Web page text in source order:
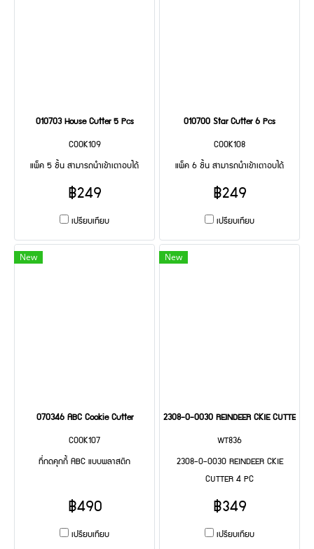
010703 House Cutter 5 Pcs
COOK109
แพ็ค 5 ชิ้น สามารถนำเข้าเตาอบได้
฿249
เปรียบเทียบ
010700 Star Cutter 6 Pcs
COOK108
แพ็ค 6 ชิ้น สามารถนำเข้าเตาอบได้
฿249
เปรียบเทียบ
New
070346 ABC Cookie Cutter
COOK107
ที่กดคุกกี้ ABC แบบพลาสติก
฿490
เปรียบเทียบ
New
2308-0-0030 REINDEER CKIE CUTTER 4
WT836
2308-0-0030 REINDEER CKIE
CUTTER 4 PC
฿349
เปรียบเทียบ